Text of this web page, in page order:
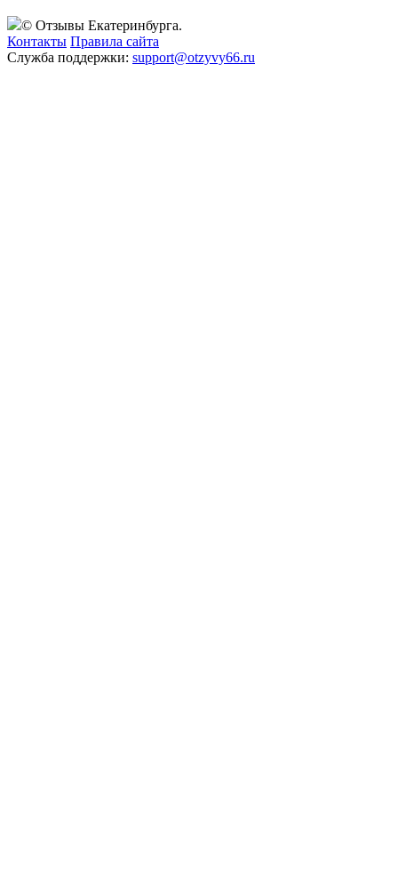
© Отзывы Екатеринбурга.
Контакты Правила сайта
Служба поддержки: support@otzyvy66.ru